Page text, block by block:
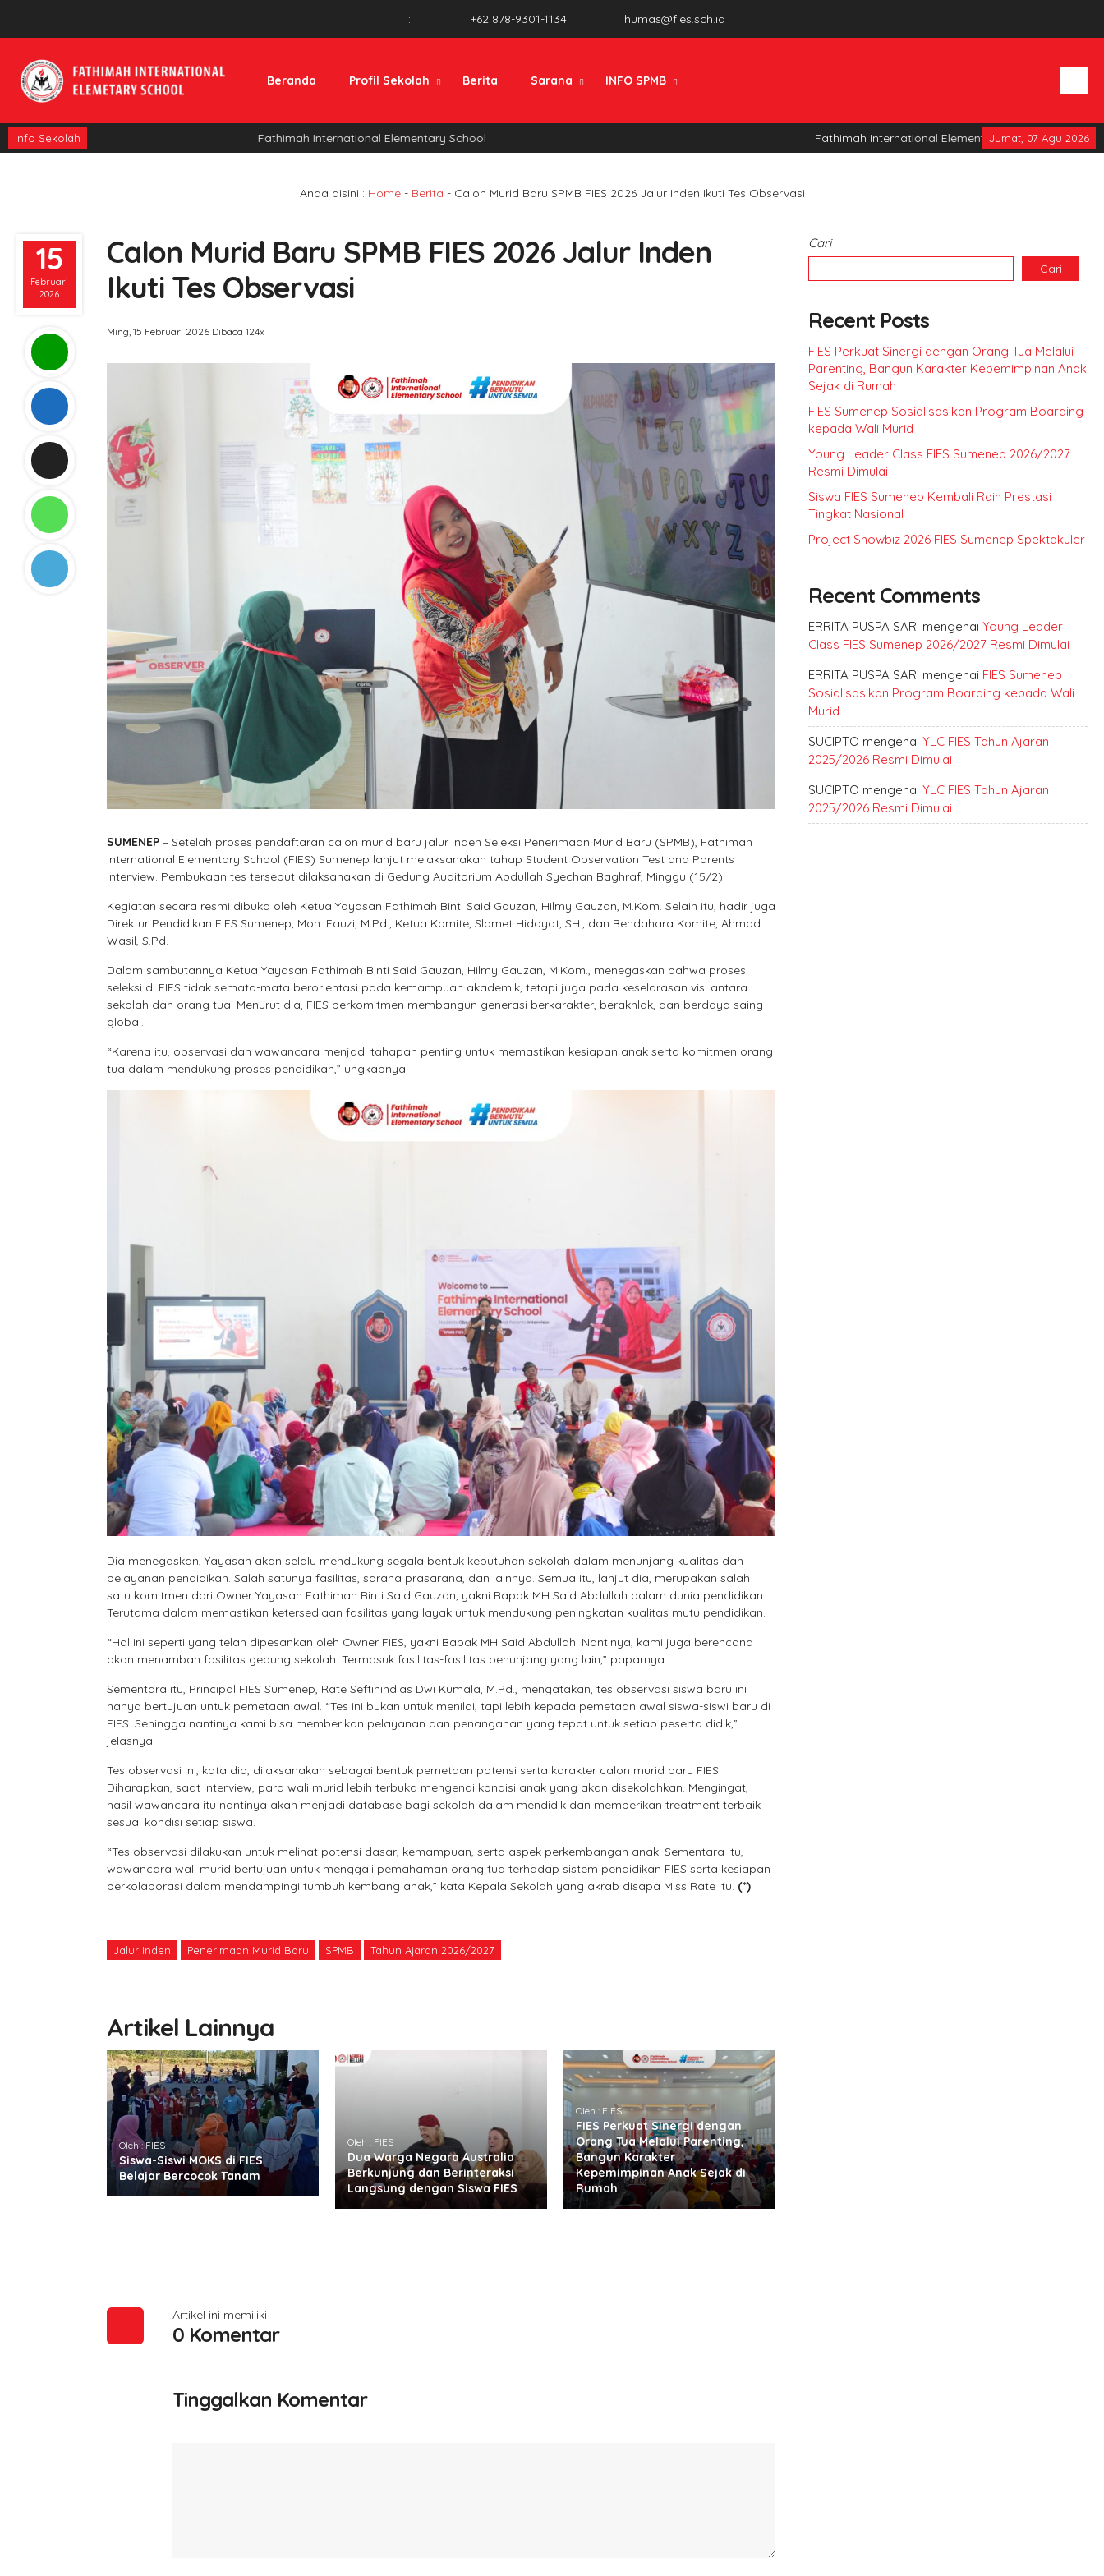
:: +62 878-9301-1134 humas@fies.sch.id
Beranda Profil Sekolah Berita Sarana INFO SPMB
Info Sekolah Jumat, 07 Agu 2026
Fathimah International Elementary School
Fathimah International Elementary School
Anda disini : Home- Berita - Calon Murid Baru SPMB FIES 2026 Jalur Inden Ikuti Tes Observasi
15
Februari
2026
Calon Murid Baru SPMB FIES 2026 Jalur Inden
Ikuti Tes Observasi
Ming, 15 Februari 2026 Dibaca 124x
SUMENEP – Setelah proses pendaftaran calon murid baru jalur inden Seleksi Penerimaan Murid Baru (SPMB), Fathimah
International Elementary School (FIES) Sumenep lanjut melaksanakan tahap Student Observation Test and Parents
Interview. Pembukaan tes tersebut dilaksanakan di Gedung Auditorium Abdullah Syechan Baghraf, Minggu (15/2).
Kegiatan secara resmi dibuka oleh Ketua Yayasan Fathimah Binti Said Gauzan, Hilmy Gauzan, M.Kom. Selain itu, hadir juga
Direktur Pendidikan FIES Sumenep, Moh. Fauzi, M.Pd., Ketua Komite, Slamet Hidayat, SH., dan Bendahara Komite, Ahmad
Wasil, S.Pd.
Dalam sambutannya Ketua Yayasan Fathimah Binti Said Gauzan, Hilmy Gauzan, M.Kom., menegaskan bahwa proses
seleksi di FIES tidak semata-mata berorientasi pada kemampuan akademik, tetapi juga pada keselarasan visi antara
sekolah dan orang tua. Menurut dia, FIES berkomitmen membangun generasi berkarakter, berakhlak, dan berdaya saing
global.
“Karena itu, observasi dan wawancara menjadi tahapan penting untuk memastikan kesiapan anak serta komitmen orang
tua dalam mendukung proses pendidikan,” ungkapnya.
Dia menegaskan, Yayasan akan selalu mendukung segala bentuk kebutuhan sekolah dalam menunjang kualitas dan
pelayanan pendidikan. Salah satunya fasilitas, sarana prasarana, dan lainnya. Semua itu, lanjut dia, merupakan salah
satu komitmen dari Owner Yayasan Fathimah Binti Said Gauzan, yakni Bapak MH Said Abdullah dalam dunia pendidikan.
Terutama dalam memastikan ketersediaan fasilitas yang layak untuk mendukung peningkatan kualitas mutu pendidikan.
“Hal ini seperti yang telah dipesankan oleh Owner FIES, yakni Bapak MH Said Abdullah. Nantinya, kami juga berencana
akan menambah fasilitas gedung sekolah. Termasuk fasilitas-fasilitas penunjang yang lain,” paparnya.
Sementara itu, Principal FIES Sumenep, Rate Seftinindias Dwi Kumala, M.Pd., mengatakan, tes observasi siswa baru ini
hanya bertujuan untuk pemetaan awal. “Tes ini bukan untuk menilai, tapi lebih kepada pemetaan awal siswa-siswi baru di
FIES. Sehingga nantinya kami bisa memberikan pelayanan dan penanganan yang tepat untuk setiap peserta didik,”
jelasnya.
Tes observasi ini, kata dia, dilaksanakan sebagai bentuk pemetaan potensi serta karakter calon murid baru FIES.
Diharapkan, saat interview, para wali murid lebih terbuka mengenai kondisi anak yang akan disekolahkan. Mengingat,
hasil wawancara itu nantinya akan menjadi database bagi sekolah dalam mendidik dan memberikan treatment terbaik
sesuai kondisi setiap siswa.
“Tes observasi dilakukan untuk melihat potensi dasar, kemampuan, serta aspek perkembangan anak. Sementara itu,
wawancara wali murid bertujuan untuk menggali pemahaman orang tua terhadap sistem pendidikan FIES serta kesiapan
berkolaborasi dalam mendampingi tumbuh kembang anak,” kata Kepala Sekolah yang akrab disapa Miss Rate itu. (*)
Jalur Inden Penerimaan Murid Baru SPMB Tahun Ajaran 2026/2027
Artikel Lainnya
Oleh : FIES
Siswa-Siswi MOKS di FIES
Belajar Bercocok Tanam
Oleh : FIES
Dua Warga Negara Australia
Berkunjung dan Berinteraksi
Langsung dengan Siswa FIES
Oleh : FIES
FIES Perkuat Sinergi dengan
Orang Tua Melalui Parenting,
Bangun Karakter
Kepemimpinan Anak Sejak di
Rumah
Artikel ini memiliki
0 Komentar
Tinggalkan Komentar
Cari
Cari
Recent Posts
FIES Perkuat Sinergi dengan Orang Tua Melalui
Parenting, Bangun Karakter Kepemimpinan Anak
Sejak di Rumah
FIES Sumenep Sosialisasikan Program Boarding
kepada Wali Murid
Young Leader Class FIES Sumenep 2026/2027
Resmi Dimulai
Siswa FIES Sumenep Kembali Raih Prestasi
Tingkat Nasional
Project Showbiz 2026 FIES Sumenep Spektakuler
Recent Comments
ERRITA PUSPA SARI mengenai Young Leader
Class FIES Sumenep 2026/2027 Resmi Dimulai
ERRITA PUSPA SARI mengenai FIES Sumenep
Sosialisasikan Program Boarding kepada Wali
Murid
SUCIPTO mengenai YLC FIES Tahun Ajaran
2025/2026 Resmi Dimulai
SUCIPTO mengenai YLC FIES Tahun Ajaran
2025/2026 Resmi Dimulai